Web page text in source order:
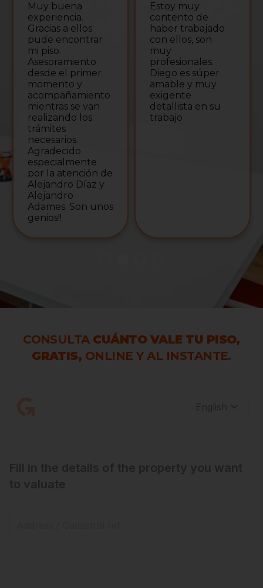
Muy buena
experiencia.
Gracias a ellos
pude encontrar
mi piso.
Asesoramiento
desde el primer
momento y
acompañamiento
mientras se van
realizando los
trámites
necesarios.
Agradecido
especialmente
por la atención de
Alejandro Díaz y
Alejandro
Adames. Son unos
genios!!
Estoy muy
contento de
haber trabajado
con ellos, son
muy
profesionales.
Diego es súper
amable y muy
exigente
detallista en su
trabajo